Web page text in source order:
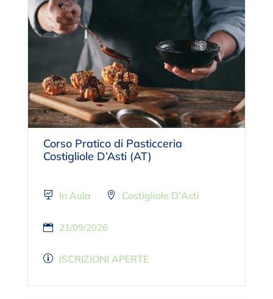
Corso Pratico di Pasticceria
Costigliole D’Asti (AT)
In Aula Costigliole D'Asti
21/09/2026
ISCRIZIONI APERTE